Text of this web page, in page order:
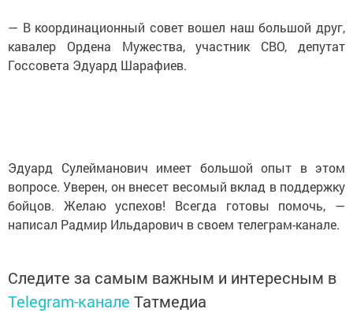
— В координационный совет вошел наш большой друг,
кавалер Ордена Мужества, участник СВО, депутат
Госсовета Эдуард Шарафиев.
Эдуард Сулейманович имеет большой опыт в этом
вопросе. Уверен, он внесет весомый вклад в поддержку
бойцов. Желаю успехов! Всегда готовы помочь, —
написал Радмир Ильдарович в своем телеграм-канале.
Следите за самым важным и интересным в
Telegram-канале Татмедиа